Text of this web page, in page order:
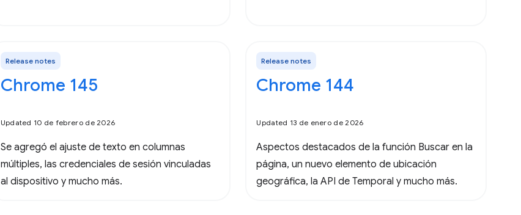
Release notes
Chrome 145
Updated 10 de febrero de 2026
Se agregó el ajuste de texto en columnas
múltiples, las credenciales de sesión vinculadas
al dispositivo y mucho más.
Release notes
Chrome 144
Updated 13 de enero de 2026
Aspectos destacados de la función Buscar en la
página, un nuevo elemento de ubicación
geográfica, la API de Temporal y mucho más.